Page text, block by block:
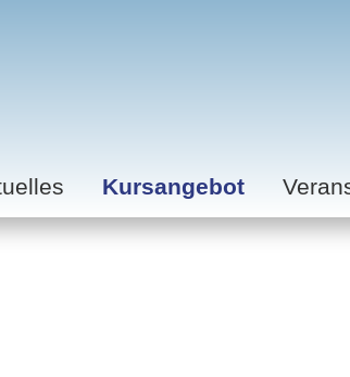
Kursangebot